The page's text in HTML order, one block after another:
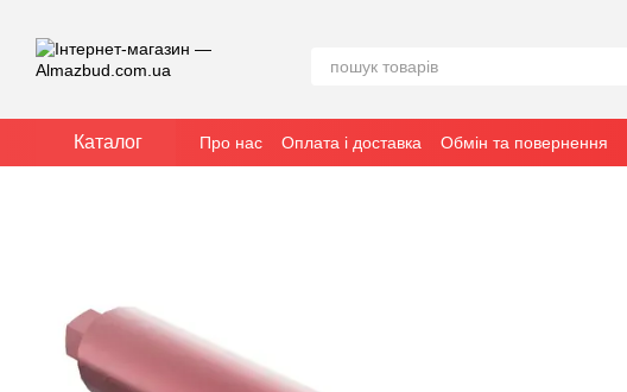
Каталог Про нас Оплата і доставка Обмін та повернення